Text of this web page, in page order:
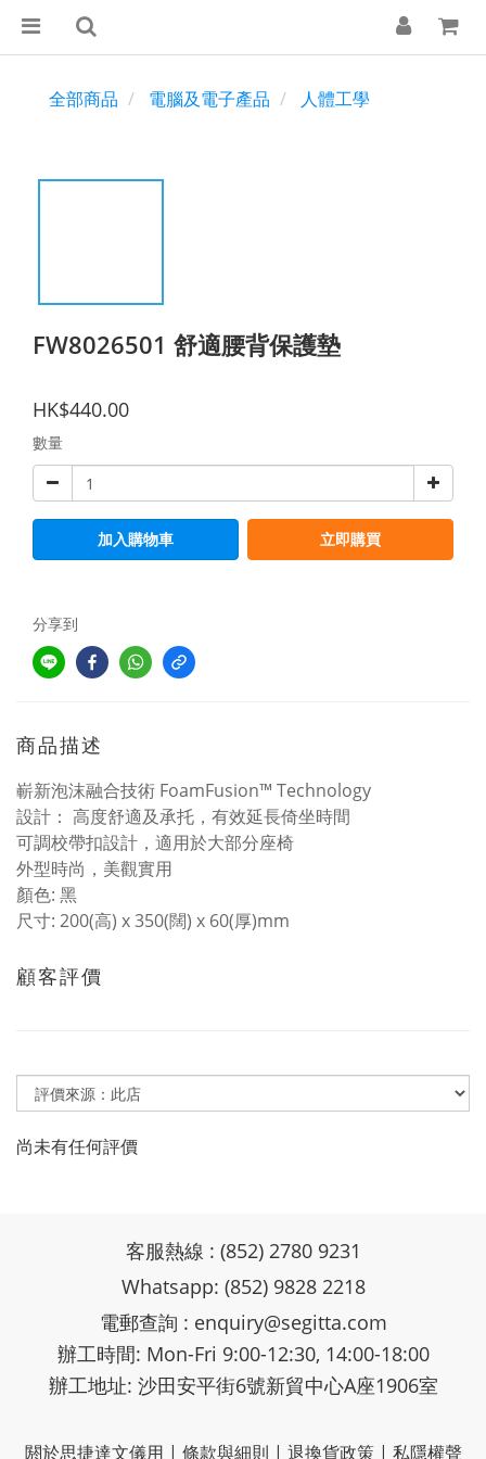
全部商品 電腦及電子產品 人體工學
FW8026501 舒適腰背保護墊
HK$440.00
數量
加入購物車 立即購買
分享到
商品描述
嶄新泡沫融合技術 FoamFusion™ Technology
設計： 高度舒適及承托，有效延長倚坐時間
可調校帶扣設計，適用於大部分座椅
外型時尚，美觀實用
顏色: 黑
尺寸: 200(高) x 350(闊) x 60(厚)mm
顧客評價
尚未有任何評價
客服熱線 : (852) 2780 9231
Whatsapp: (852) 9828 2218
電郵查詢 : enquiry@segitta.com
辦工時間: Mon-Fri 9:00-12:30, 14:00-18:00
辦工地址: 沙田安平街6號新貿中心A座1906室
閼於思捷達文儀用 | 條款與細則 | 退換貨政策| 私隱權聲